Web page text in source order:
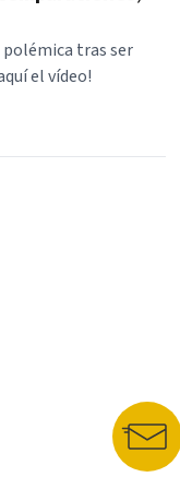
tras ser
el vídeo!